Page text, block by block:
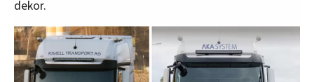
dekor.